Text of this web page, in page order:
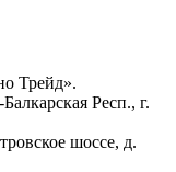
Трейд».
Респ., г.
шоссе, д.